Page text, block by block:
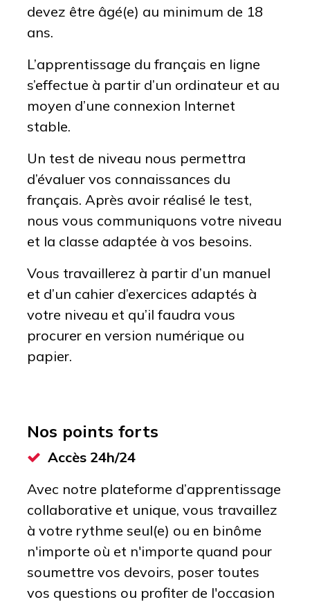
devez être âgé(e) au minimum de 18
ans.
L’apprentissage du français en ligne
s’effectue à partir d’un ordinateur et au
moyen d’une connexion Internet
stable.
Un test de niveau nous permettra
d’évaluer vos connaissances du
français. Après avoir réalisé le test,
nous vous communiquons votre niveau
et la classe adaptée à vos besoins.
Vous travaillerez à partir d’un manuel
et d’un cahier d’exercices adaptés à
votre niveau et qu’il faudra vous
procurer en version numérique ou
papier.
Nos points forts
Accès 24h/24
Avec notre plateforme d’apprentissage
collaborative et unique, vous travaillez
à votre rythme seul(e) ou en binôme
n'importe où et n'importe quand pour
soumettre vos devoirs, poser toutes
vos questions ou profiter de l'occasion